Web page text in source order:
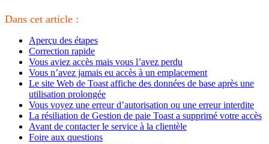
Dans cet article :
Aperçu des étapes
Correction rapide
Vous aviez accès mais vous l’avez perdu
Vous n’avez jamais eu accès à un emplacement
Le site Web de Toast affiche des données de base après une
utilisation prolongée
Vous voyez une erreur d’autorisation ou une erreur interdite
La résiliation de Gestion de paie Toast a supprimé votre accès
Avant de contacter le service à la clientèle
Foire aux questions